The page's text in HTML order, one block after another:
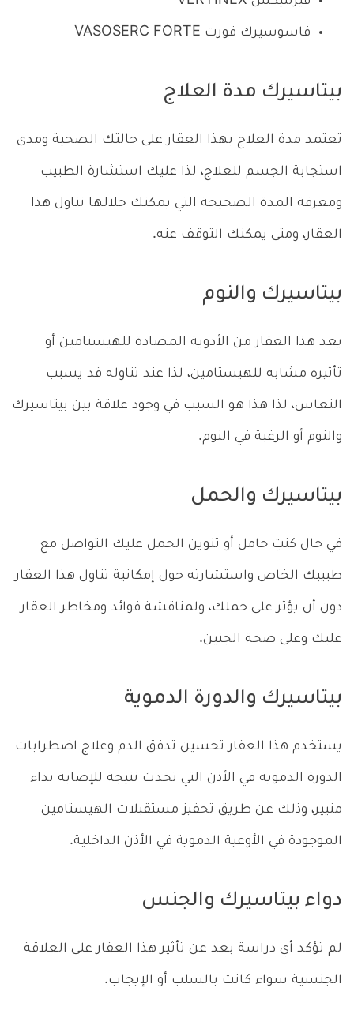
فاسوسيرك فورت VASOSERC FORTE
بيتاسيرك مدة العلاج
تعتمد مدة العلاج بهذا العقار على حالتك الصحية ومدى
استجابة الجسم للعلاج، لذا عليك استشارة الطبيب
ومعرفة المدة الصحيحة التي يمكنك خلالها تناول هذا
العقار، ومتى يمكنك التوقف عنه.
بيتاسيرك والنوم
يعد هذا العقار من الأدوية المضادة للهيستامين أو
تأثيره مشابه للهيستامين، لذا عند تناوله قد يسبب
النعاس، لذا هذا هو السبب في وجود علاقة بين بيتاسيرك
والنوم أو الرغبة في النوم.
بيتاسيرك والحمل
في حال كنتِ حامل أو تنوين الحمل عليك التواصل مع
طبيبك الخاص واستشارته حول إمكانية تناول هذا العقار
دون أن يؤثر على حملك، ولمناقشة فوائد ومخاطر العقار
عليك وعلى صحة الجنين.
بيتاسيرك والدورة الدموية
يستخدم هذا العقار تحسين تدفق الدم وعلاج اضطرابات
الدورة الدموية في الأذن التي تحدث نتيجة للإصابة بداء
منيير، وذلك عن طريق تحفيز مستقبلات الهيستامين
الموجودة في الأوعية الدموية في الأذن الداخلية.
دواء بيتاسيرك والجنس
لم تؤكد أي دراسة بعد عن تأثير هذا العقار على العلاقة
الجنسية سواء كانت بالسلب أو الإيجاب.